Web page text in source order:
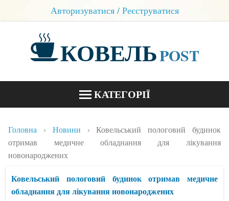
Авторизуватися / Реєструватися
КОВЕЛЬPOST
КАТЕГОРІЇ
БЛОГИ
Головна Новини
Ковельський пологовий будинок
отримав медичне обладнання для лікування
новонароджених
Ковельський пологовий будинок отримав медичне
обладнання для лікування новонароджених